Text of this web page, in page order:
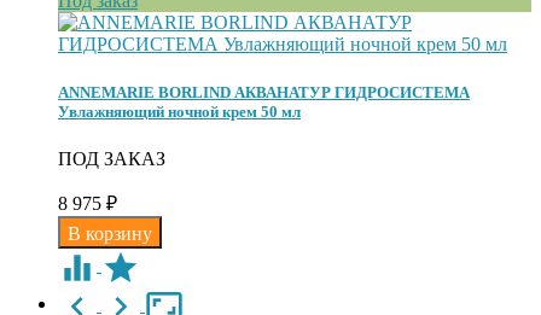
ANNEMARIE BORLIND АКВАНАТУР ГИДРОСИСТЕМА
Увлажняющий ночной крем 50 мл
ПОД ЗАКАЗ
8 975 ₽